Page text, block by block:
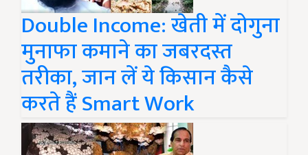
Double Income: खेती में दोगुना
मुनाफा कमाने का जबरदस्त
तरीका, जान लें ये किसान कैसे
करते हैं Smart Work